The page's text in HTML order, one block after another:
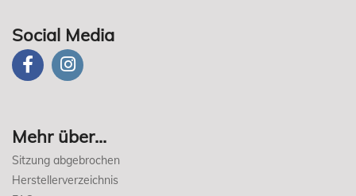
Social Media
Mehr über...
Sitzung abgebrochen
Herstellerverzeichnis